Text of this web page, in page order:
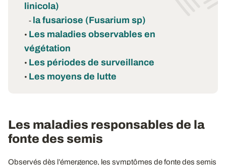
linicola)
- la fusariose (Fusarium sp)
• Les maladies observables en
végétation
• Les périodes de surveillance
• Les moyens de lutte
Les maladies responsables de la
fonte des semis
Observés dès l’émergence, les symptômes de fonte des semis